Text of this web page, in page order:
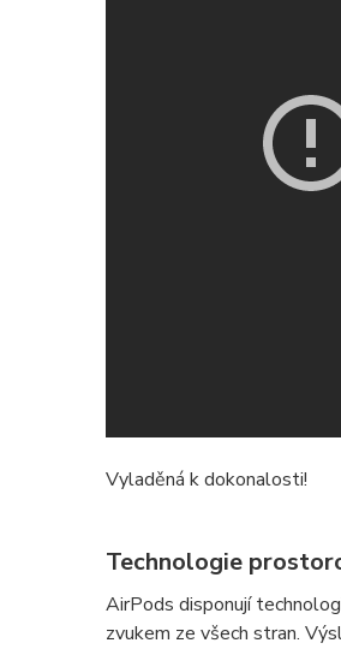
Vyladěná k dokonalosti!
Technologie
AirPods disponují
zvukem ze všech stran.